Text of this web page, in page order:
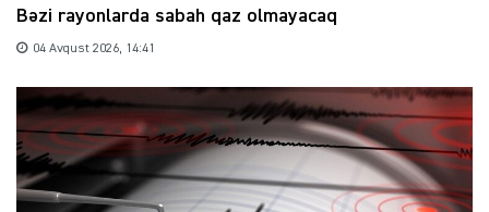
Bəzi rayonlarda sabah qaz olmayacaq
04 Avqust 2026, 14:41